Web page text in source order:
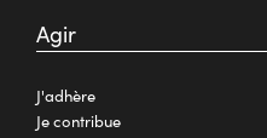
Agir
J'adhère
Je contribue